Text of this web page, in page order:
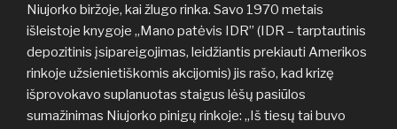
Niujorko biržoje, kai žlugo rinka. Savo 1970 metais
išleistoje knygoje „Mano patėvis IDR” (IDR – tarptautinis
depozitinis įsipareigojimas, leidžiantis prekiauti Amerikos
rinkoje užsienietiškomis akcijomis) jis rašo, kad krizę
išprovokavo suplanuotas staigus lėšų pasiūlos
sumažinimas Niujorko pinigų rinkoje: „Iš tiesų tai buvo